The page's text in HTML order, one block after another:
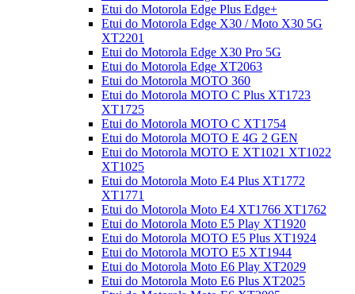
Etui do Motorola Edge Plus Edge+
Etui do Motorola Edge X30 / Moto X30 5G
XT2201
Etui do Motorola Edge X30 Pro 5G
Etui do Motorola Edge XT2063
Etui do Motorola MOTO 360
Etui do Motorola MOTO C Plus XT1723
XT1725
Etui do Motorola MOTO C XT1754
Etui do Motorola MOTO E 4G 2 GEN
Etui do Motorola MOTO E XT1021 XT1022
XT1025
Etui do Motorola Moto E4 Plus XT1772
XT1771
Etui do Motorola Moto E4 XT1766 XT1762
Etui do Motorola Moto E5 Play XT1920
Etui do Motorola MOTO E5 Plus XT1924
Etui do Motorola MOTO E5 XT1944
Etui do Motorola Moto E6 Play XT2029
Etui do Motorola Moto E6 Plus XT2025